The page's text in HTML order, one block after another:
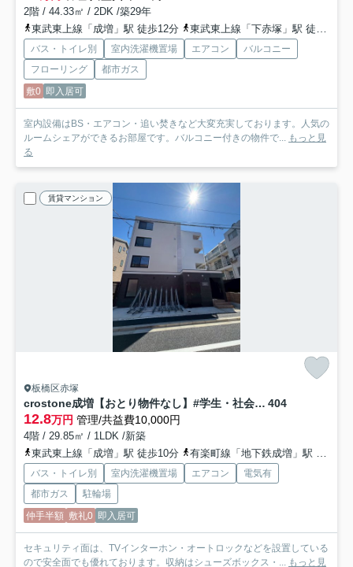
2階 / 44.33㎡ / 2DK /築29年
東武東上線「成増」駅 徒歩12分
東武東上線「下赤塚」駅 徒歩11分
バス・トイレ別 室内洗濯機置場 エアコン
バルコニー
フローリング
都市ガス
敷0 即入居可
室内設備はBS・エアコン・追い焚きなど大変充実しております。人気の
ルームシェアができるお部屋です。バルコニー付きの物件で... もっと見
る
賃貸マンション
板橋区赤塚
crostone成増【おとり物件なし】#学生・社会人にオススメ！初期費用分割払いOK！ 404
12.8万円 管理/共益費10,000円
4階 / 29.85㎡ / 1LDK /新築
東武東上線「成増」駅 徒歩10分
有楽町線「地下鉄成増」駅 徒歩15分
バス・トイレ別 室内洗濯機置場 エアコン
電気有
都市ガス
駐輪場
仲手半額 敷礼0 即入居可
セキュリティ面は、TVインターホン・オートロックなどを設置している
ので安全面でも優れております。収納はシューズボックス・... もっと見